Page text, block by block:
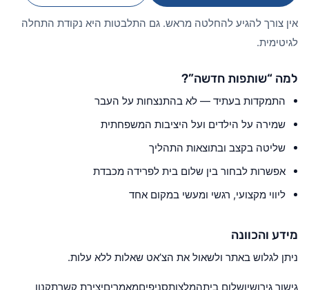
אין צורך להגיע להחלטה מראש. גם התלבטות היא נקודת התחלה
לגיטימית.
למה “שותפות חדשה”?
התמקדות בעתיד — לא בהתנצחות על העבר
שמירה על הילדים ועל היציבות המשפחתית
שליטה בקצב ובתוצאות התהליך
אפשרות לבחור בין שלום בית לפרידה מכבדת
ליווי מקצועי, רגשי ומעשי במקום אחד
מידע והכוונה
ניתן לגלוש באתר ולשאול את הצ’אט שאלות ללא עלות.
גישור גירושיןשלום ביתהמלצותסניפיםמאמריםיצירת קשרתקנון